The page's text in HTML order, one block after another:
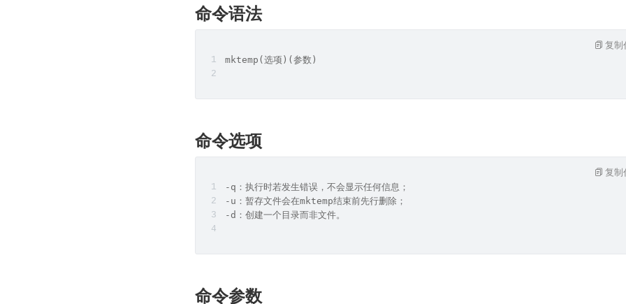
命令语法
mktemp(选项)(参数)
复制
命令选项
-q：执行时若发生错误，不会显示任何信息；
-u：暂存文件会在mktemp结束前先行删除；
-d：创建一个目录而非文件。
复制
命令参数